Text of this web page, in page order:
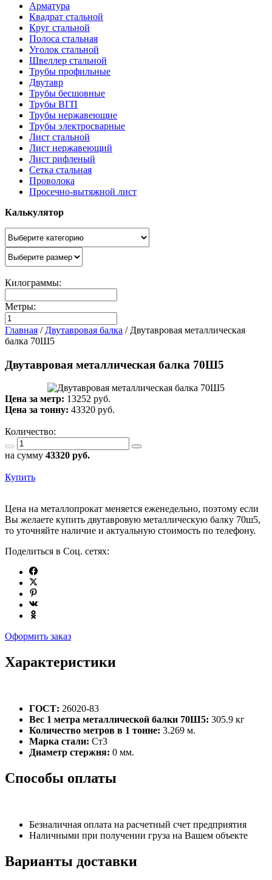
Арматура
Квадрат стальной
Круг стальной
Полоса стальная
Уголок стальной
Швеллер стальной
Трубы профильные
Двутавр
Трубы бесшовные
Трубы ВГП
Трубы нержавеющие
Трубы электросварные
Лист стальной
Лист нержавеющий
Лист рифленый
Сетка стальная
Проволока
Просечно-вытяжной лист
Калькулятор
Килограммы:
Метры:
Главная / Двутавровая балка / Двутавровая металлическая
балка 70Ш5
Двутавровая металлическая балка 70Ш5
Цена за метр: 13252 руб.
Цена за тонну: 43320 руб.
Количество:
на сумму 43320 руб.
Купить
Цена на металлопрокат меняется еженедельно, поэтому если
Вы желаете купить двутавровую металлическую балку 70ш5,
то уточняйте наличие и актуальную стоимость по телефону.
Поделиться в Соц. сетях:
Оформить заказ
Характеристики
ГОСТ: 26020-83
Вес 1 метра металлической балки 70Ш5: 305.9 кг
Количество метров в 1 тонне: 3.269 м.
Марка стали: Ст3
Диаметр стержня: 0 мм.
Способы оплаты
Безналичная оплата на расчетный счет предприятия
Наличными при получении груза на Вашем объекте
Варианты доставки